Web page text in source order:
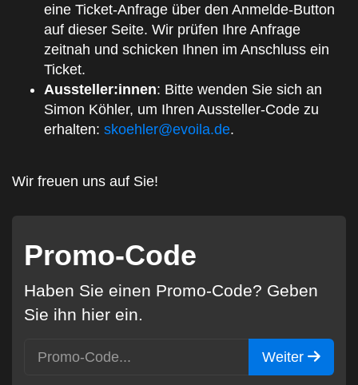
eine Ticket-Anfrage über den Anmelde-Button
auf dieser Seite. Wir prüfen Ihre Anfrage
zeitnah und schicken Ihnen im Anschluss ein
Ticket.
Aussteller:innen: Bitte wenden Sie sich an
Simon Köhler, um Ihren Aussteller-Code zu
erhalten: skoehler@evoila.de.
Wir freuen uns auf Sie!
Promo-Code
Haben Sie einen Promo-Code? Geben
Sie ihn hier ein.
Weiter